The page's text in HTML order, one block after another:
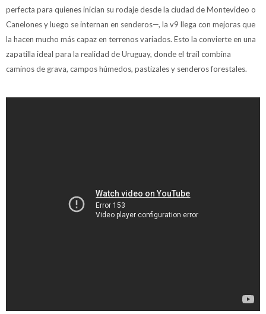
perfecta para quienes inician su rodaje desde la ciudad de Montevideo o
Canelones y luego se internan en senderos—, la v9 llega con mejoras que
la hacen mucho más capaz en terrenos variados. Esto la convierte en una
zapatilla ideal para la realidad de Uruguay, donde el trail combina
caminos de grava, campos húmedos, pastizales y senderos forestales.